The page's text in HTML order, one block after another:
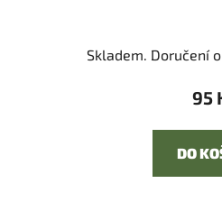
Skladem. Doručení
95
DO